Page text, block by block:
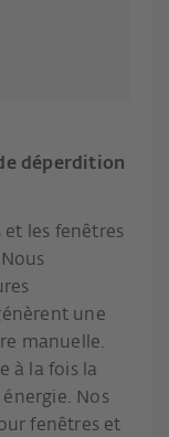
déperdition
et les fenêtres
une
manuelle.
à la fois la
Nos
fenêtres et